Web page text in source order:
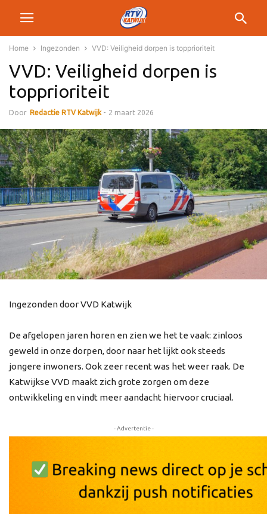
Home Ingezonden VVD: Veiligheid dorpen is topprioriteit
VVD: Veiligheid dorpen is
topprioriteit
Door Redactie RTV Katwijk - 2 maart 2026
Ingezonden door VVD Katwijk
De afgelopen jaren horen en zien we het te vaak: zinloos
geweld in onze dorpen, door naar het lijkt ook steeds
jongere inwoners. Ook zeer recent was het weer raak. De
Katwijkse VVD maakt zich grote zorgen om deze
ontwikkeling en vindt meer aandacht hiervoor cruciaal.
- Advertentie -